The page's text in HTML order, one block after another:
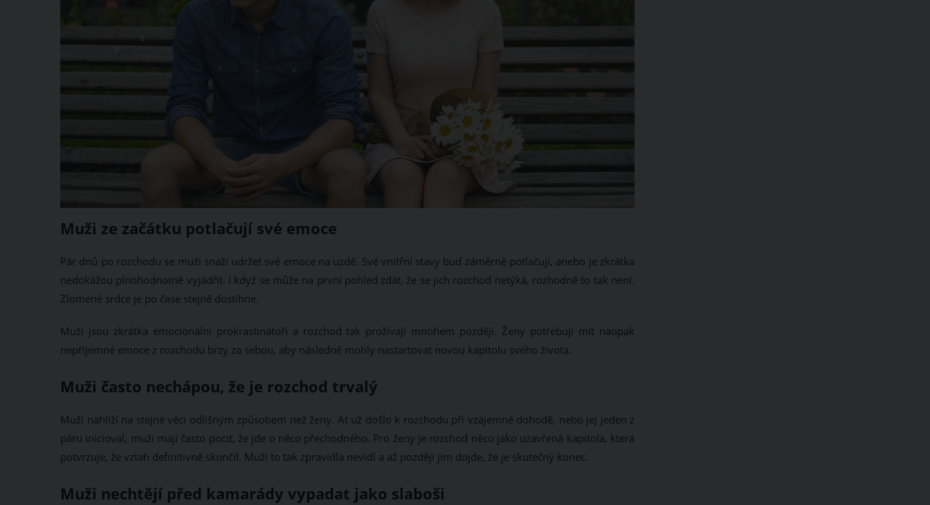
Muži ze začátku potlačují své emoce
Pár dnů po rozchodu se muži snaží udržet své emoce na uzdě. Své vnitřní stavy buď záměrně potlačují, anebo je zkrátka
nedokážou plnohodnotně vyjádřit. I když se může na první pohled zdát, že se jich rozchod netýká, rozhodně to tak není.
Zlomené srdce je po čase stejně dostihne.
Muži jsou zkrátka emocionální prokrastinátoři a rozchod tak prožívají mnohem později. Ženy potřebují mít naopak
nepříjemné emoce z rozchodu brzy za sebou, aby následně mohly nastartovat novou kapitolu svého života.
Muži často nechápou, že je rozchod trvalý
Muži nahlíží na stejné věci odlišným způsobem než ženy. Ať už došlo k rozchodu při vzájemné dohodě, nebo jej jeden z
páru inicioval, muži mají často pocit, že jde o něco přechodného. Pro ženy je rozchod něco jako uzavřená kapitola, která
potvrzuje, že vztah definitivně skončil. Muži to tak zpravidla nevidí a až později jim dojde, že je skutečný konec.
Muži nechtějí před kamarády vypadat jako slaboši